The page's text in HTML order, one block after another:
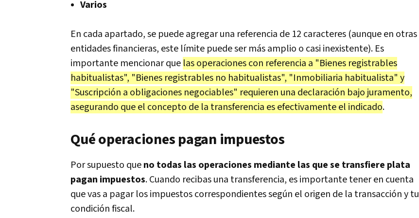
Varios
En cada apartado, se puede agregar una referencia de 12 caracteres (aunque en otras
entidades financieras, este límite puede ser más amplio o casi inexistente). Es
importante mencionar que las operaciones con referencia a "Bienes registrables
habitualistas", "Bienes registrables no habitualistas", "Inmobiliaria habitualista" y
"Suscripción a obligaciones negociables" requieren una declaración bajo juramento,
asegurando que el concepto de la transferencia es efectivamente el indicado.
Qué operaciones pagan impuestos
Por supuesto queno todas las operaciones mediante las que se transfiere plata
pagan impuestos. Cuando recibas una transferencia, es importante tener en cuenta
que vas a pagar los impuestos correspondientes según el origen de la transacción y tu
condición fiscal.